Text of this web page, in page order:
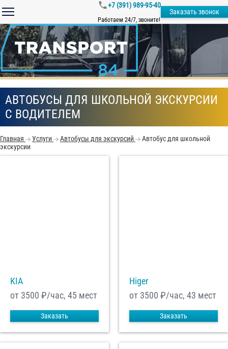
+7 (391) 989-95-40
Работаем 24/7, звоните!
Заказать звонок
АВТОБУСЫ ДЛЯ ШКОЛЬНОЙ ЭКСКУРСИИ
С ВОДИТЕЛЕМ
Главная Услуги Автобусы для экскурсий
Автобус для школьной
экскурсии
KIA
от 3500 ₽/час, 45 мест
Заказать
Higer
от 3500 ₽/час, 43 мест
Заказать
Отправить заказ